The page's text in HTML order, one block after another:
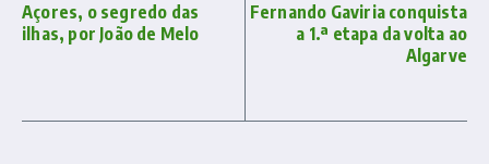
Açores, o segredo das
ilhas, por João de Melo
Fernando Gaviria conquista
a 1.ª etapa da volta ao
Algarve